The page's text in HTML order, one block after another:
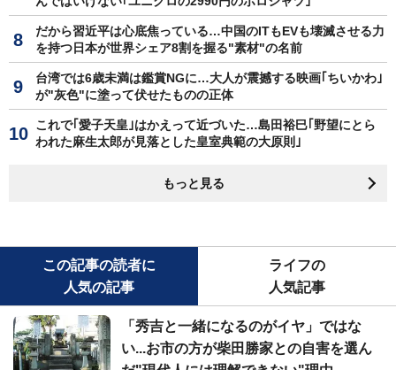
だから習近平は心底焦っている…中国のITもEVも壊滅させる力
を持つ日本が世界シェア8割を握る"素材"の名前
台湾では6歳未満は鑑賞NGに…大人が震撼する映画｢ちいかわ｣
が"灰色"に塗って伏せたものの正体
これで｢愛子天皇｣はかえって近づいた…島田裕巳｢野望にとら
われた麻生太郎が見落とした皇室典範の大原則｣
もっと見る
この記事の読者に
人気の記事
ライフの
人気記事
「秀吉と一緒になるのがイヤ」ではな
い...お市の方が柴田勝家との自害を選ん